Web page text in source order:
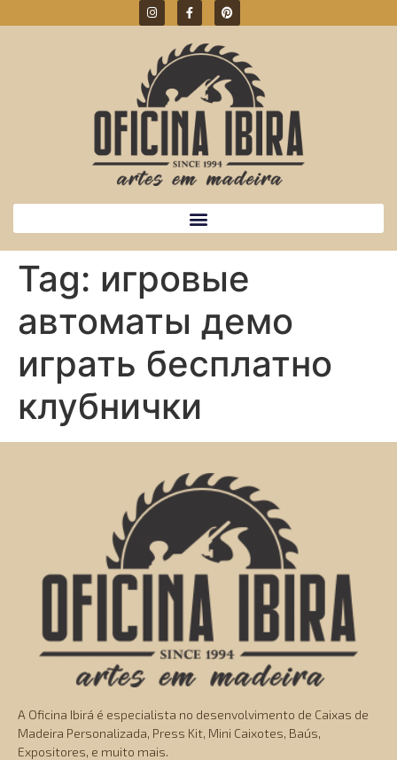
Tag: игровые
автоматы демо
играть бесплатно
клубнички
A Oficina Ibirá é especialista no desenvolvimento de Caixas de
Madeira Personalizada, Press Kit, Mini Caixotes, Baús,
Expositores, e muito mais.